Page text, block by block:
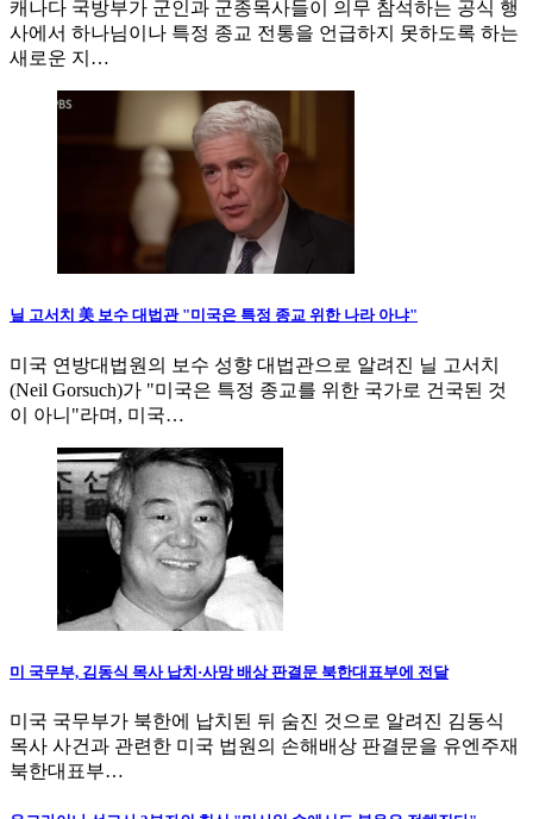
캐나다 국방부가 군인과 군종목사들이 의무 참석하는 공식 행
사에서 하나님이나 특정 종교 전통을 언급하지 못하도록 하는
새로운 지…
닐 고서치 美 보수 대법관 "미국은 특정 종교 위한 나라 아냐"
미국 연방대법원의 보수 성향 대법관으로 알려진 닐 고서치
(Neil Gorsuch)가 "미국은 특정 종교를 위한 국가로 건국된 것
이 아니"라며, 미국…
미 국무부, 김동식 목사 납치·사망 배상 판결문 북한대표부에 전달
미국 국무부가 북한에 납치된 뒤 숨진 것으로 알려진 김동식
목사 사건과 관련한 미국 법원의 손해배상 판결문을 유엔주재
북한대표부…